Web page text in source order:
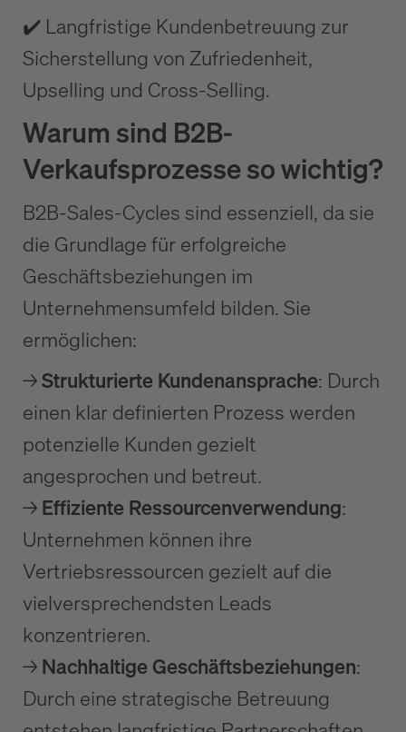
✔️ Langfristige Kundenbetreuung zur
Sicherstellung von Zufriedenheit,
Upselling und Cross-Selling.
Warum sind B2B-
Verkaufsprozesse so wichtig?
B2B-Sales-Cycles sind essenziell, da sie
die Grundlage für erfolgreiche
Geschäftsbeziehungen im
Unternehmensumfeld bilden. Sie
ermöglichen:
→Strukturierte Kundenansprache: Durch
einen klar definierten Prozess werden
potenzielle Kunden gezielt
angesprochen und betreut.
→ Effiziente Ressourcenverwendung:
Unternehmen können ihre
Vertriebsressourcen gezielt auf die
vielversprechendsten Leads
konzentrieren.
→ Nachhaltige Geschäftsbeziehungen:
Durch eine strategische Betreuung